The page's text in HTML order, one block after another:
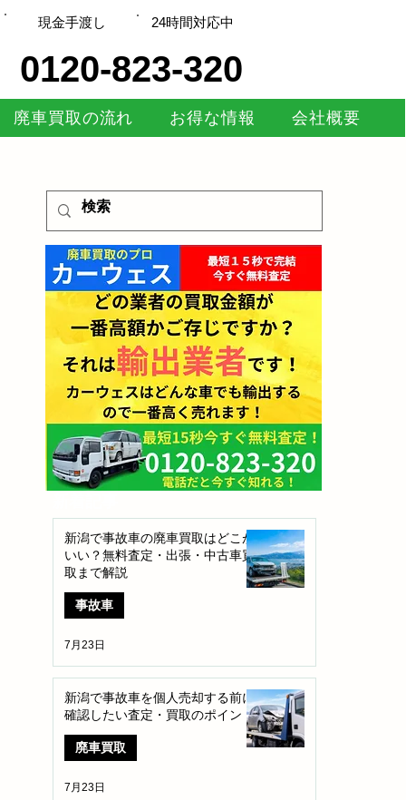
現金手渡し ​24時間対応中
0120-823-320
廃車買取の流れ お得な情報 会社概要
新潟で事故車の廃車買取はどこが
いい？無料査定・出張・中古車買
取まで解説
事故車
7月23日
新潟で事故車を個人売却する前に
確認したい査定・買取のポイント
廃車買取
7月23日